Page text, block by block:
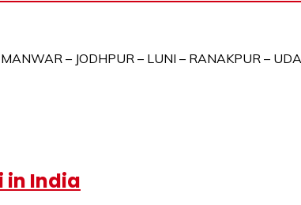
– JODHPUR – LUNI – RANAKPUR –
in India